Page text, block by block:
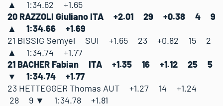
▲ 1:34.62 +1.65
20 RAZZOLI Giuliano ITA +2.01 29 +0.38 4 9
▲ 1:34.66 +1.69
21 BISSIG Semyel SUI +1.65 23 +0.82 15 2
▲ 1:34.74 +1.77
21 BACHER Fabian ITA +1.35 16 +1.12 25 5
▼ 1:34.74 +1.77
23 HETTEGGER Thomas AUT +1.27 14 +1.24
28 9 ▼ 1:34.78 +1.81